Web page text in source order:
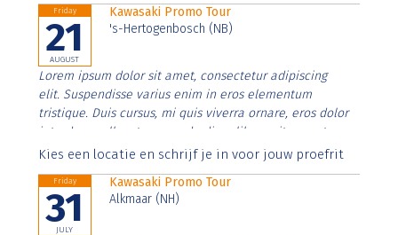
Friday
21
AUGUST
Kawasaki Promo Tour
's-Hertogenbosch (NB)
Lorem ipsum dolor sit amet, consectetur adipiscing
elit. Suspendisse varius enim in eros elementum
tristique. Duis cursus, mi quis viverra ornare, eros dolor
interdum nulla, ut commodo diam libero vitae erat.
Aenean faucibus nibh et justo cursus id rutrum lorem
Kies een locatie en schrijf je in voor jouw proefrit
Friday
31
JULY
Kawasaki Promo Tour
Alkmaar (NH)